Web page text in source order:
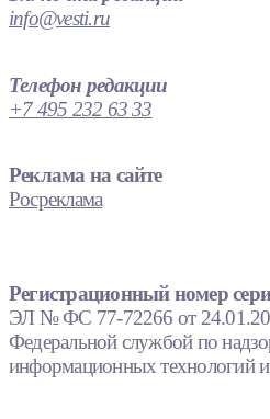
info@vesti.ru
Телефон редакции
+7 495 232 63 33
Реклама на сайте
Росреклама
Регистрационный номер
ЭЛ № ФС 77-72266 от
Федеральной службой по
информационных технологий